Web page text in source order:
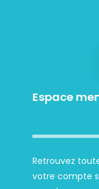
Espace
Retrouvez
votre compte